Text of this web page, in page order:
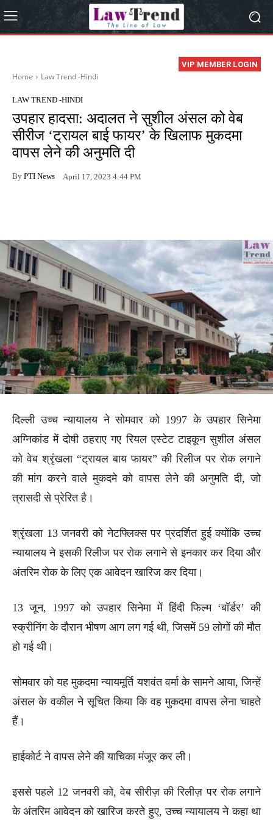
VIP MEMBER LOGIN
Home Law Trend -Hindi
LAW TREND -HINDI
उपहार हादसा: अदालत ने सुशील अंसल को वेब
सीरीज ‘ट्रायल बाई फायर’ के खिलाफ मुकदमा
वापस लेने की अनुमति दी
By PTI News April 17, 2023 4:44 PM
दिल्ली उच्च न्यायालय ने सोमवार को 1997 के उपहार सिनेमा
अग्निकांड में दोषी ठहराए गए रियल एस्टेट टाइकून सुशील अंसल
को वेब श्रृंखला “ट्रायल बाय फायर” की रिलीज पर रोक लगाने
की मांग करने वाले मुकदमे को वापस लेने की अनुमति दी, जो
त्रासदी से प्रेरित है।
श्रृंखला 13 जनवरी को नेटफ्लिक्स पर प्रदर्शित हुई क्योंकि उच्च
न्यायालय ने इसकी रिलीज पर रोक लगाने से इनकार कर दिया और
अंतरिम रोक के लिए एक आवेदन खारिज कर दिया।
13 जून, 1997 को उपहार सिनेमा में हिंदी फिल्म ‘बॉर्डर’ की
स्क्रीनिंग के दौरान भीषण आग लग गई थी, जिसमें 59 लोगों की मौत
हो गई थी।
सोमवार को यह मुकदमा न्यायमूर्ति यशवंत वर्मा के सामने आया, जिन्हें
अंसल के वकील ने सूचित किया कि वह मुकदमा वापस लेना चाहते
हैं।
हाईकोर्ट ने वापस लेने की याचिका मंजूर कर ली।
इससे पहले 12 जनवरी को, वेब सीरीज़ की रिलीज़ पर रोक लगाने
के अंतरिम आवेदन को खारिज करते हुए, उच्च न्यायालय ने कहा था